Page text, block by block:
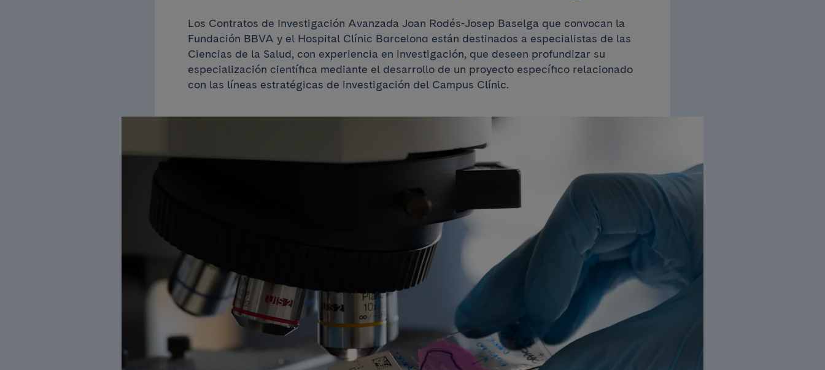
Los Contratos de Investigación Avanzada Joan Rodés-Josep Baselga que convocan la
Fundación BBVA y el Hospital Clínic Barcelona están destinados a especialistas de las
Ciencias de la Salud, con experiencia en investigación, que deseen profundizar su
especialización científica mediante el desarrollo de un proyecto específico relacionado
con las líneas estratégicas de investigación del Campus Clínic.